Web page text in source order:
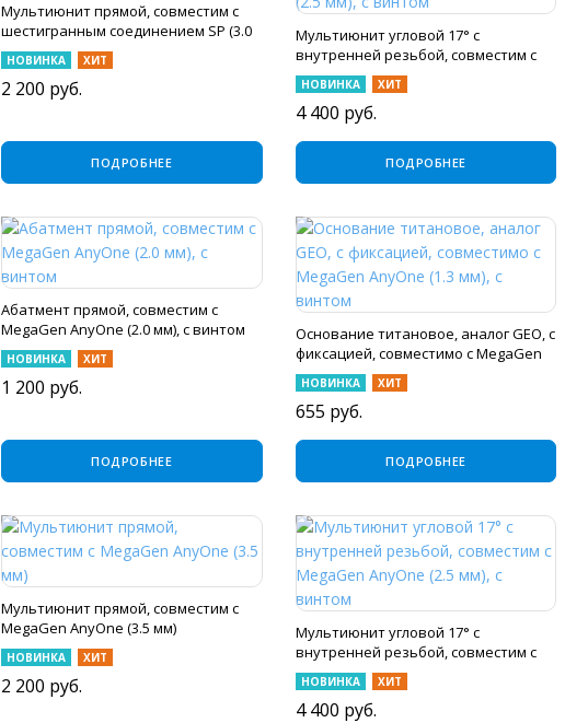
Мультиюнит прямой, совместим с
шестигранным соединением SP (3.0
мм)
НОВИНКА ХИТ
2 200 руб.
ПОДРОБНЕЕ
Мультиюнит угловой 17° с
внутренней резьбой, совместим с
шестигранным соединением SP (2.5
мм), с винтом
НОВИНКА ХИТ
4 400 руб.
ПОДРОБНЕЕ
Абатмент прямой, совместим с
MegaGen AnyOne (2.0 мм), с винтом
НОВИНКА ХИТ
1 200 руб.
ПОДРОБНЕЕ
Основание титановое, аналог GEO, с
фиксацией, совместимо с MegaGen
AnyOne (1.3 мм), с винтом
НОВИНКА ХИТ
655 руб.
ПОДРОБНЕЕ
Мультиюнит прямой, совместим с
MegaGen AnyOne (3.5 мм)
НОВИНКА ХИТ
2 200 руб.
Мультиюнит угловой 17° с
внутренней резьбой, совместим с
MegaGen AnyOne (2.5 мм), с винтом
НОВИНКА ХИТ
4 400 руб.